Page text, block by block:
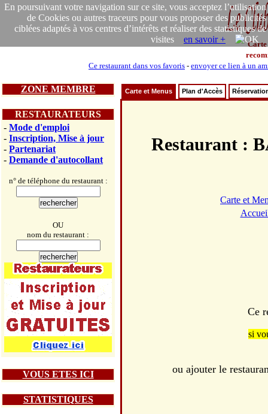
En poursuivant votre navigation sur ce site, vous acceptez l’utilisation
de Cookies ou autres traceurs pour vous proposer des publicités
ciblées adaptés à vos centres d’intérêts et réaliser des statistiques de
visites en savoir +
Carte
Ce restaurant dans vos favoris - envoyer ce lien à un
ZONE MEMBRE
RESTAURATEURS
- Mode d'emploi
- Inscription, Mise à jour
- Partenariat
- Demande d'autocollant
n° de téléphone du restaurant :
OU
nom du restaurant :
VOUS ETES ICI
STATISTIQUES
Carte et Menus Plan d'Accès
Restaurant :
Carte et
Ce
si
ou ajouter le